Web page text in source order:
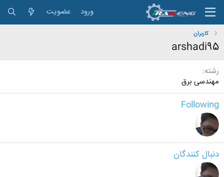
ورود عضویت
کاربران
arshadi95
رشته
مهندسی برق
Following
دنبال کنندگان